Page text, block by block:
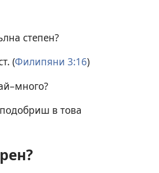
степен?
(Филипяни 3:16)
в това